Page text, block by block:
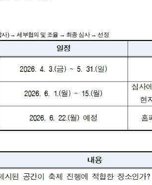
사) → 세부협의 및 조율 → 최종 심사 → 선정